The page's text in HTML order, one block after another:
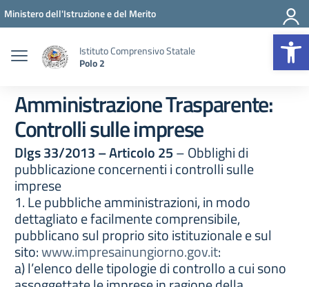
Vai ai contenuti
Vai al menu di navigazione
Vai al footer
Ministero dell'Istruzione e del Merito
Istituto Comprensivo Statale
Polo 2
Amministrazione Trasparente:
Controlli sulle imprese
Dlgs 33/2013 – Articolo 25– Obblighi di
pubblicazione concernenti i controlli sulle
imprese
1. Le pubbliche amministrazioni, in modo
dettagliato e facilmente comprensibile,
pubblicano sul proprio sito istituzionale e sul
sito:www.impresainungiorno.gov.it:
a) l’elenco delle tipologie di controllo a cui sono